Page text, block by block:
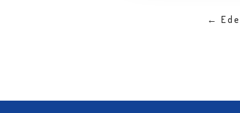
←